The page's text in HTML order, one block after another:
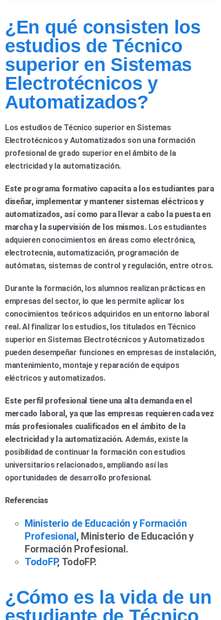
¿En qué consisten los
estudios de Técnico
superior en Sistemas
Electrotécnicos y
Automatizados?
Los estudios de Técnico superior en Sistemas
Electrotécnicos y Automatizados son una formación
profesional de grado superior en el ámbito de la
electricidad y la automatización.
Este programa formativo capacita a los estudiantes para
diseñar, implementar y mantener sistemas eléctricos y
automatizados, así como para llevar a cabo la puesta en
marcha y la supervisión de los mismos. Los estudiantes
adquieren conocimientos en áreas como electrónica,
electrotecnia, automatización, programación de
autómatas, sistemas de control y regulación, entre otros.
Durante la formación, los alumnos realizan prácticas en
empresas del sector, lo que les permite aplicar los
conocimientos teóricos adquiridos en un entorno laboral
real. Al finalizar los estudios, los titulados en Técnico
superior en Sistemas Electrotécnicos y Automatizados
pueden desempeñar funciones en empresas de instalación,
mantenimiento, montaje y reparación de equipos
eléctricos y automatizados.
Este perfil profesional tiene una alta demanda en el
mercado laboral, ya que las empresas requieren cada vez
más profesionales cualificados en el ámbito de la
electricidad y la automatización. Además, existe la
posibilidad de continuar la formación con estudios
universitarios relacionados, ampliando así las
oportunidades de desarrollo profesional.
Referencias
Ministerio de Educación y Formación
Profesional, Ministerio de Educación y
Formación Profesional.
TodoFP, TodoFP.
¿Cómo es la vida de un